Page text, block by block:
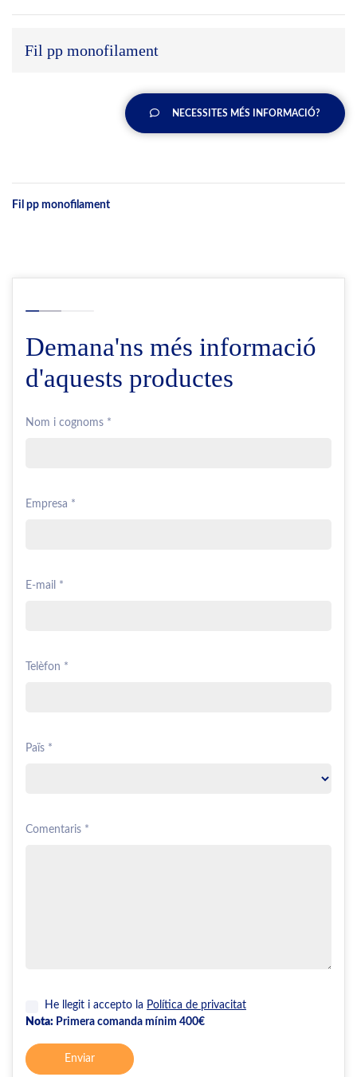
Fil pp monofilament
NECESSITES MÉS INFORMACIÓ?
Fil pp monofilament
Demana'ns més informació
d'aquests productes
Nom i cognoms *
Empresa *
E-mail *
Telèfon *
Païs *
Comentaris *
He llegit i accepto la Política de privacitat
Nota: Primera comanda mínim 400€
Enviar